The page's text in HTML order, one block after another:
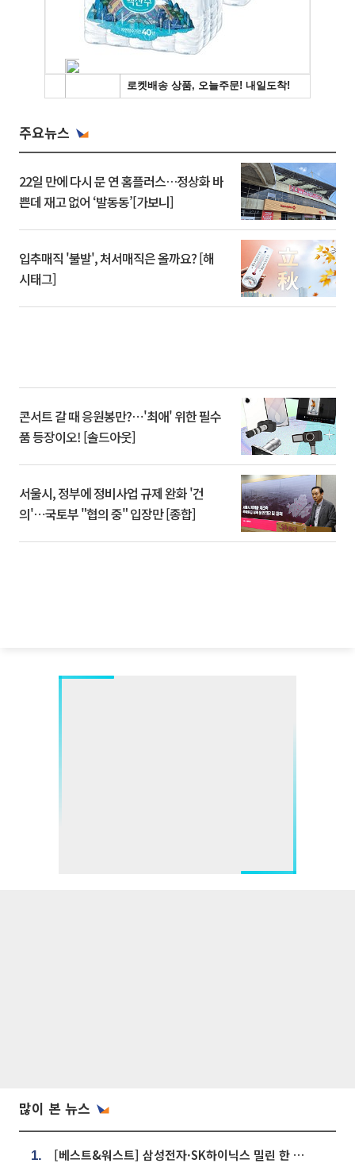
주요뉴스
22일 만에 다시 문 연 홈플러스…정상화 바
쁜데 재고 없어 ‘발동동’[가보니]
입추매직 '불발', 처서매직은 올까요? [해
시태그]
콘서트 갈 때 응원봉만?⋯'최애' 위한 필수
품 등장이오! [솔드아웃]
서울시, 정부에 정비사업 규제 완화 '건
의'⋯국토부 "협의 중" 입장만 [종합]
많이 본 뉴스
1. [베스트&워스트] 삼성전자·SK하이닉스 밀린 한 주…상상인증권은 85% 급등